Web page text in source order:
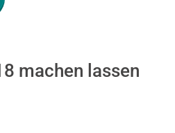
machen lassen